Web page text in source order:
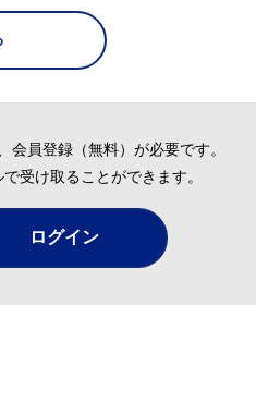
員登録（無料）が必要です。
受け取ることができます。
ログイン